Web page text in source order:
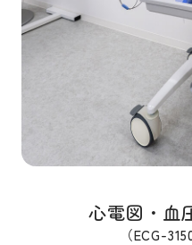
心電図・血
（ECG-